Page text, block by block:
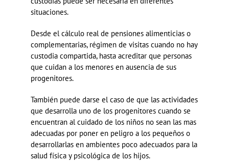
situaciones.
Desde el cálculo real de pensiones alimenticias o
complementarias, régimen de visitas cuando no hay
custodia compartida, hasta acreditar que personas
que cuidan a los menores en ausencia de sus
progenitores.
También puede darse el caso de que las actividades
que desarrolla uno de los progenitores cuando se
encuentran al cuidado de los niños no sean las mas
adecuadas por poner en peligro a los pequeños o
desarrollarlas en ambientes poco adecuados para la
salud física y psicológica de los hijos.